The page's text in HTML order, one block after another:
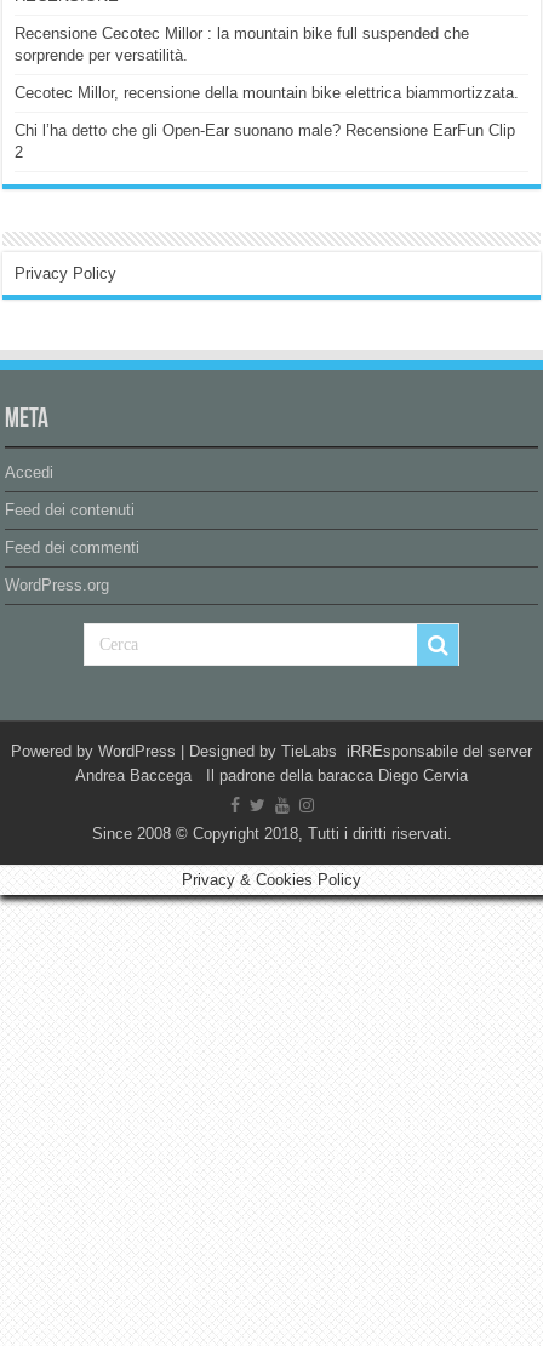
Recensione Cecotec Millor : la mountain bike full suspended che
sorprende per versatilità.
Cecotec Millor, recensione della mountain bike elettrica biammortizzata.
Chi l’ha detto che gli Open-Ear suonano male? Recensione EarFun Clip
2
Privacy Policy
Meta
Accedi
Feed dei contenuti
Feed dei commenti
WordPress.org
Powered by WordPress | Designed by TieLabs iRREsponsabile del server
Andrea Baccega Il padrone della baracca Diego Cervia
Since 2008 © Copyright 2018, Tutti i diritti riservati.
Privacy & Cookies Policy